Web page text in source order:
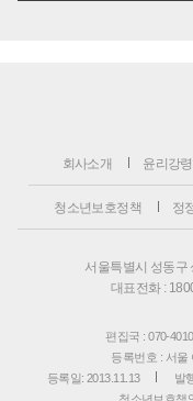
회사소개 윤리강령
청소년보호정책 정
서울특별시 성동구
대표전화 :
편집국 : 070-
등록번호 : 서울
등록일: 2013.11.13
발